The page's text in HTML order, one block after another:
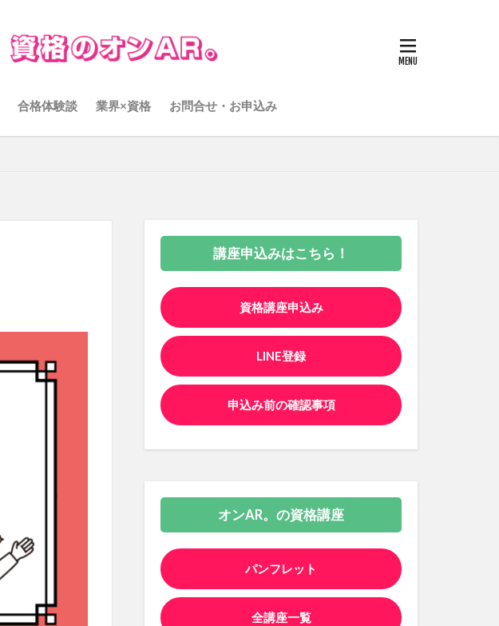
合格体験談 業界×資格 お問合せ・お申込み
講座申込みはこちら！
資格講座申込み
LINE登録
申込み前の確認事項
オンAR。の資格講座
パンフレット
全講座一覧